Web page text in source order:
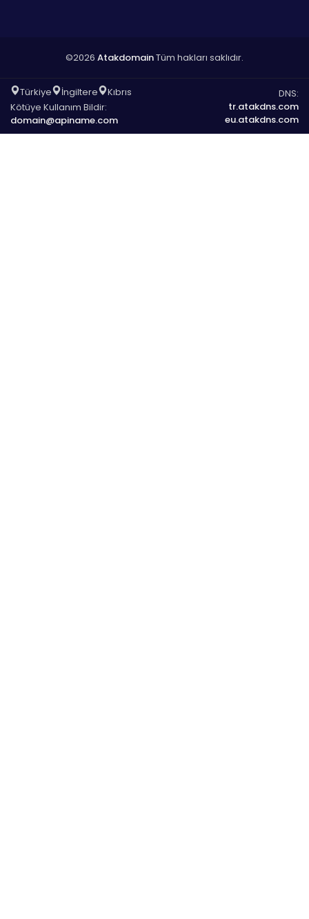
©2026 AtakdomainTüm hakları saklıdır.
Türkiye İngiltere
Kıbrıs
Kötüye Kullanım Bildir:
domain@apiname.com
DNS:
tr.atakdns.com
eu.atakdns.com